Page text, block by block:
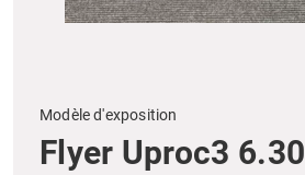
Modèle d'exposition
Flyer Uproc3 6.30